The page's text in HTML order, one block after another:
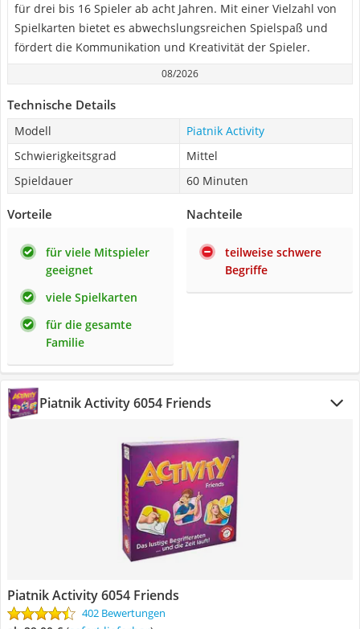
für drei bis 16 Spieler ab acht Jahren. Mit einer Vielzahl von
Spielkarten bietet es abwechslungsreichen Spielspaß und
fördert die Kommunikation und Kreativität der Spieler.
08/2026
Technische Details
Modell
Piatnik Activity
Schwierigkeitsgrad
Mittel
Spieldauer
60 Minuten
Vorteile
für viele Mitspieler
geeignet
viele Spielkarten
für die gesamte
Familie
Nachteile
teilweise schwere
Begriffe
Piatnik Activity 6054 Friends
Piatnik Activity 6054 Friends
402 Bewertungen